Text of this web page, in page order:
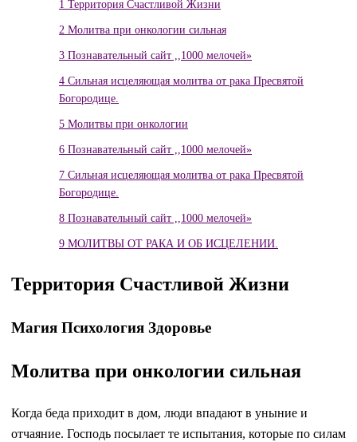
1 Территория Счастливой Жизни
2 Молитва при онкологии сильная
3 Познавательный сайт ,,1000 мелочей»
4 Сильная исцеляющая молитва от рака Пресвятой
Богородице.
5 Молитвы при онкологии
6 Познавательный сайт ,,1000 мелочей»
7 Сильная исцеляющая молитва от рака Пресвятой
Богородице.
8 Познавательный сайт ,,1000 мелочей»
9 МОЛИТВЫ ОТ РАКА И ОБ ИСЦЕЛЕНИИ.
Территория Счастливой Жизни
Магия Психология Здоровье
Молитва при онкологии сильная
Когда беда приходит в дом, люди впадают в уныние и
отчаяние. Господь посылает те испытания, которые по силам